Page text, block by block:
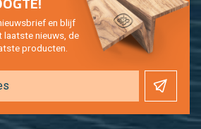
en blijf
nieuws, de
pro­duc­ten.